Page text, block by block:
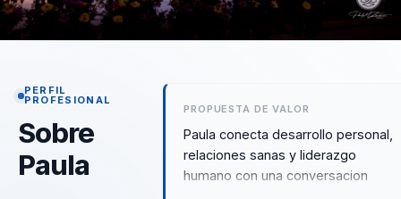
PERFIL
PROFESIONAL
Sobre
Paula
PROPUESTA DE VALOR
Paula conecta desarrollo personal,
relaciones sanas y liderazgo
humano con una conversacion